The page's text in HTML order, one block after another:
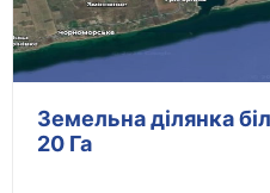
Земельна ділянка
20 Га